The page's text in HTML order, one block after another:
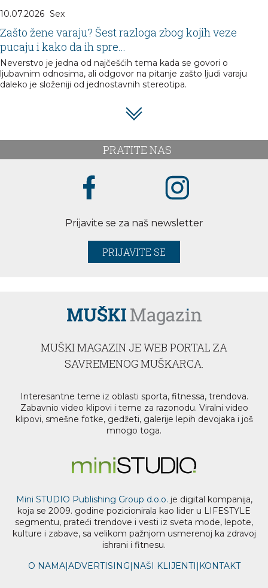
10.07.2026 Sex
Zašto žene varaju? Šest razloga zbog kojih veze
pucaju i kako da ih spre...
Neverstvo je jedna od najčešćih tema kada se govori o
ljubavnim odnosima, ali odgovor na pitanje zašto ljudi varaju
daleko je složeniji od jednostavnih stereotipa.
PRATITE NAS
Prijavite se za naš newsletter
PRIJAVITE SE
MUŠKI MAGAZIN JE WEB PORTAL ZA
SAVREMENOG MUŠKARCA.
Interesantne teme iz oblasti sporta, fitnessa, trendova.
Zabavnio video klipovi i teme za razonodu. Viralni video
klipovi, smešne fotke, gedžeti, galerije lepih devojaka i još
mnogo toga.
Mini STUDIO Publishing Group d.o.o. je digital kompanija,
koja se 2009. godine pozicionirala kao lider u LIFESTYLE
segmentu, prateći trendove i vesti iz sveta mode, lepote,
kulture i zabave, sa velikom pažnjom usmerenoj ka zdravoj
ishrani i fitnesu.
O NAMA|ADVERTISING| NAŠI KLIJENTI | KONTAKT